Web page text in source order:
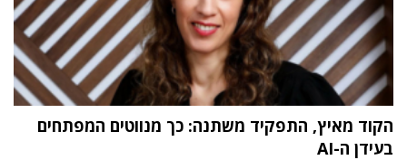
הקוד מאיץ, התפקיד משתנה: כך מנווטים המפתחים
בעידן ה-AI